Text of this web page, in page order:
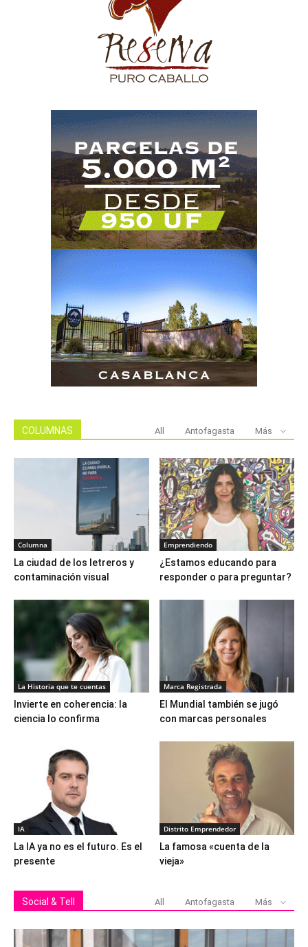
COLUMNAS All Antofagasta Más
Columna
La ciudad de los letreros y
contaminación visual
Emprendiendo
¿Estamos educando para
responder o para preguntar?
La Historia que te cuentas
Invierte en coherencia: la
ciencia lo confirma
Marca Registrada
El Mundial también se jugó
con marcas personales
IA
La IA ya no es el futuro. Es el
presente
Distrito Emprendedor
La famosa «cuenta de la
vieja»
Social & Tell All Antofagasta Más